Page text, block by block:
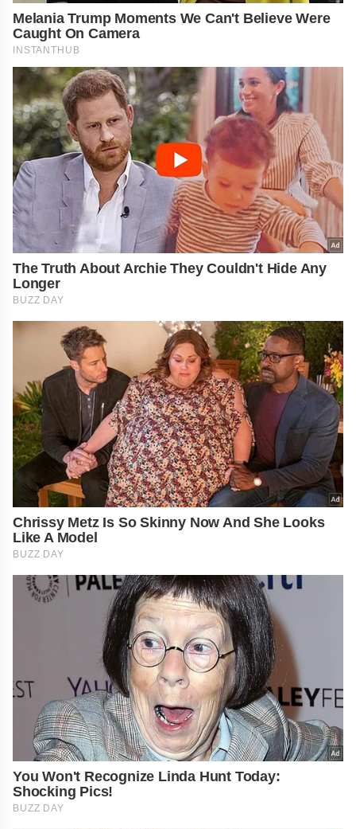
Melania Trump Moments We Can't Believe Were
Caught On Camera
INSTANTHUB
The Truth About Archie They Couldn't Hide Any
Longer
BUZZ DAY
Chrissy Metz Is So Skinny Now And She Looks
Like A Model
BUZZ DAY
You Won't Recognize Linda Hunt Today:
Shocking Pics!
BUZZ DAY